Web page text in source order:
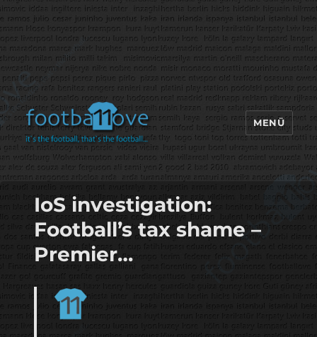
footbaLLove
MENÜ
IoS investigation:
Football’s tax shame –
Premier…